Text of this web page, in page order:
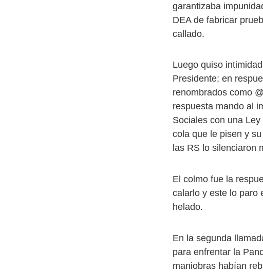
garantizaba
DEA de fabricar
callado.
Luego quiso
Presidente; en
renombrados como
respuesta mando al
Sociales con una
cola que le pisen y
las RS lo silenciaron
El colmo fue la
calarlo y este lo paro
helado.
En la segunda
para enfrentar la
maniobras habían